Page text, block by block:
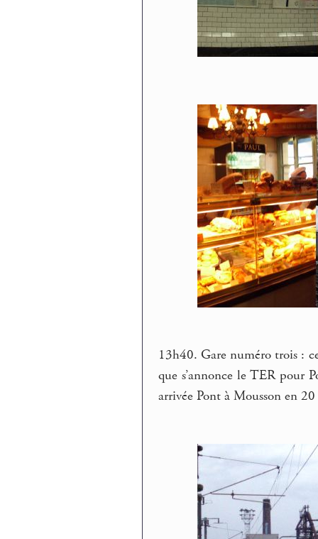
13h40. Gare numéro trois :
que s’annonce le TER pour
arrivée Pont à Mousson en